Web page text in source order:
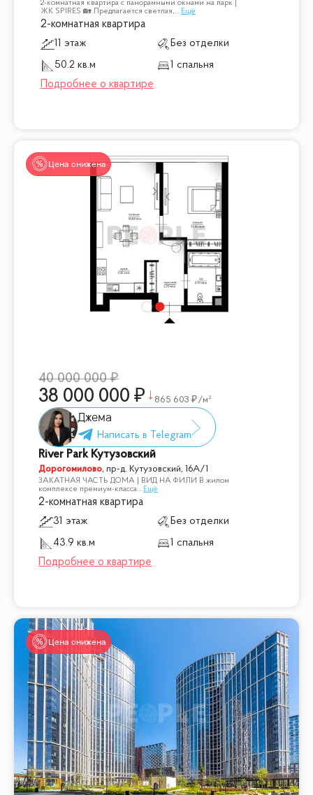
2-комнатная квартира с панорамными окнами на парк |
ЖК SPIRES 🏡 Предлагается светлая,... Ещё
2-комнатная квартира
11 этаж
Без отделки
50.2 кв.м
1 спальня
Цена снижена
40 000 000
38 000 000 865 603 /м²
Джема
River Park Кутузовский
Дорогомилово,пр-д. Кутузовский, 16А/1
ЗАКАТНАЯ ЧАСТЬ ДОМА | ВИД НА ФИЛИ В жилом
комплексе премиум-класса... Ещё
2-комнатная квартира
31 этаж
Без отделки
43.9 кв.м
1 спальня
Цена снижена